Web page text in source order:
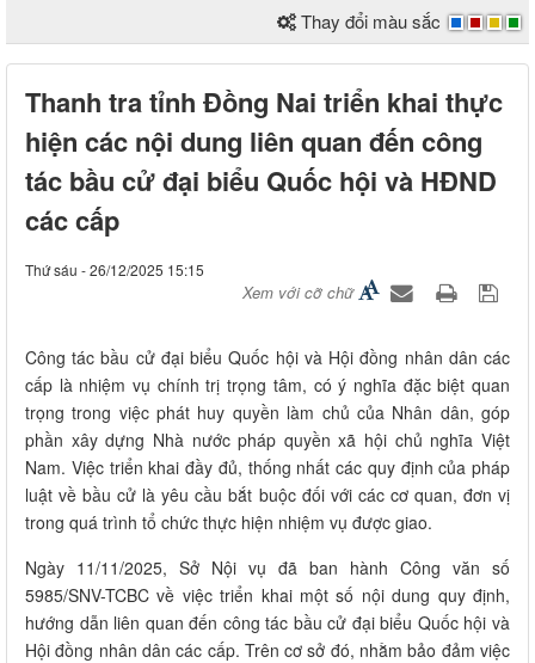
Thay đổi màu sắc
Thanh tra tỉnh Đồng Nai triển khai thực
hiện các nội dung liên quan đến công
tác bầu cử đại biểu Quốc hội và HĐND
các cấp
Thứ sáu - 26/12/2025 15:15
Xem với cỡ chữ
Công tác bầu cử đại biểu Quốc hội và Hội đồng nhân dân các
cấp là nhiệm vụ chính trị trọng tâm, có ý nghĩa đặc biệt quan
trọng trong việc phát huy quyền làm chủ của Nhân dân, góp
phần xây dựng Nhà nước pháp quyền xã hội chủ nghĩa Việt
Nam. Việc triển khai đầy đủ, thống nhất các quy định của pháp
luật về bầu cử là yêu cầu bắt buộc đối với các cơ quan, đơn vị
trong quá trình tổ chức thực hiện nhiệm vụ được giao.
Ngày 11/11/2025, Sở Nội vụ đã ban hành Công văn số
5985/SNV-TCBC về việc triển khai một số nội dung quy định,
hướng dẫn liên quan đến công tác bầu cử đại biểu Quốc hội và
Hội đồng nhân dân các cấp. Trên cơ sở đó, nhằm bảo đảm việc